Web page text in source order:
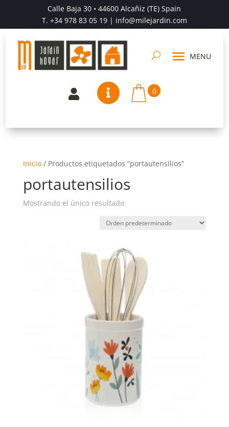
Calle Baja 30 • 44600 Alcañiz (TE) Spain
T. +34 978 83 05 19| info@milejardin.com
  0
Inicio/ Productos etiquetados “portautensilios”
portautensilios
Mostrando el único resultado